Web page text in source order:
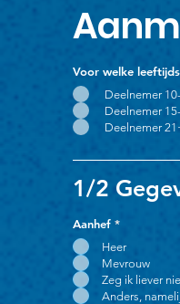
Voor welke
Deelnemer
Deelnemer
Deelnemer
1/2
Aanhef *
Heer
Mevrouw
Zeg ik liever
Anders,